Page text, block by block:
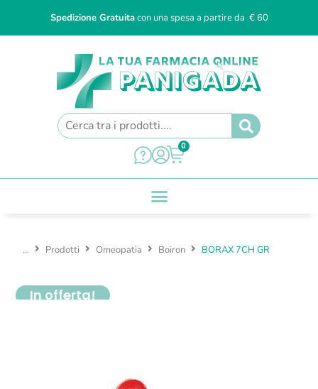
Spedizione Gratuitacon una spesa a partire da € 60
0
... Prodotti Omeopatia Boiron BORAX 7CH GR
In offerta!